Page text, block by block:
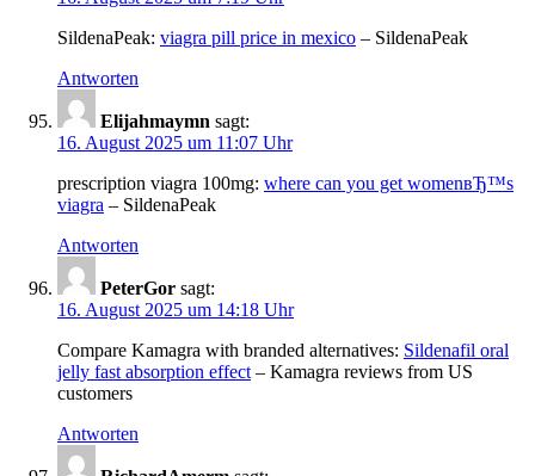
SildenaPeak: viagra pill price in mexico – SildenaPeak
Antworten
Elijahmaymn sagt:
16. August 2025 um 11:07 Uhr
prescription viagra 100mg: where can you get womenвЂ™s
viagra – SildenaPeak
Antworten
PeterGor sagt:
16. August 2025 um 14:18 Uhr
Compare Kamagra with branded alternatives: Sildenafil oral
jelly fast absorption effect – Kamagra reviews from US
customers
Antworten